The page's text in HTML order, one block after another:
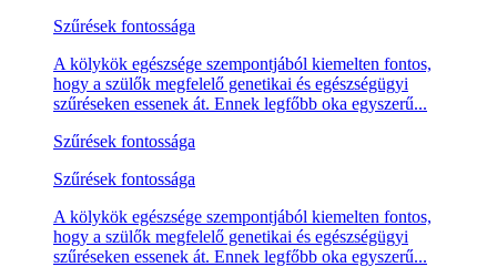
Szűrések fontossága
A kölykök egészsége szempontjából kiemelten fontos,
hogy a szülők megfelelő genetikai és egészségügyi
szűréseken essenek át. Ennek legfőbb oka egyszerű...
Szűrések fontossága
Szűrések fontossága
A kölykök egészsége szempontjából kiemelten fontos,
hogy a szülők megfelelő genetikai és egészségügyi
szűréseken essenek át. Ennek legfőbb oka egyszerű...